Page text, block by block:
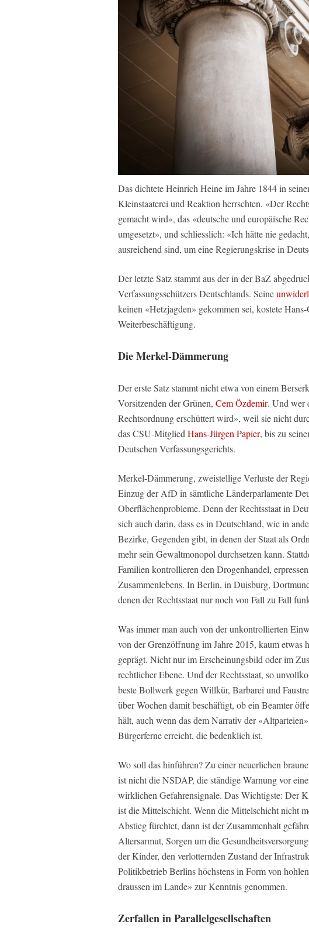
Das dichtete Heinrich Heine im Jahre 1844 in
Kleinstaaterei und Reaktion herrschten. «Der
gemacht wird», das «deutsche und europäische
umgesetzt», und schliesslich: «Ich hätte nie
ausreichend sind, um eine Regierungskrise in
Der letzte Satz stammt aus der in der BaZ
Verfassungsschützers Deutschlands. Seine
keinen «Hetzjagden» gekommen sei, kostete
Weiterbeschäftigung.
Die Merkel-Dämmerung
Der erste Satz stammt nicht etwa von einem
Vorsitzenden der Grünen, Cem Özdemir. Und wer
Rechtsordnung erschüttert wird», weil sie nicht
das CSU-Mitglied Hans-Jürgen Papier, bis zu
Deutschen Verfassungsgerichts.
Merkel-Dämmerung, zweistellige Verluste der
Einzug der AfD in sämtliche Länderparlamente
Oberflächenprobleme. Denn der Rechtsstaat in
sich auch darin, dass es in Deutschland, wie in
Bezirke, Gegenden gibt, in denen der Staat als
mehr sein Gewaltmonopol durchsetzen kann.
Familien kontrollieren den Drogenhandel,
Zusammenlebens. In Berlin, in Duisburg,
denen der Rechtsstaat nur noch von Fall zu Fall
Was immer man auch von der unkontrollierten
von der Grenzöffnung im Jahre 2015, kaum etwas
geprägt. Nicht nur im Erscheinungsbild oder im
rechtlicher Ebene. Und der Rechtsstaat, so
beste Bollwerk gegen Willkür, Barbarei und
über Wochen damit beschäftigt, ob ein Beamter
hält, auch wenn das dem Narrativ der
Bürgerferne erreicht, die bedenklich ist.
Wo soll das hinführen? Zu einer neuerlichen
ist nicht die NSDAP, die ständige Warnung vor
wirklichen Gefahrensignale. Das Wichtigste: Der
ist die Mittelschicht. Wenn die Mittelschicht nicht
Abstieg fürchtet, dann ist der Zusammenhalt
Altersarmut, Sorgen um die
der Kinder, den verlotternden Zustand der
Politikbetrieb Berlins höchstens in Form von
draussen im Lande» zur Kenntnis genommen.
Zerfallen in Parallelgesellschaften